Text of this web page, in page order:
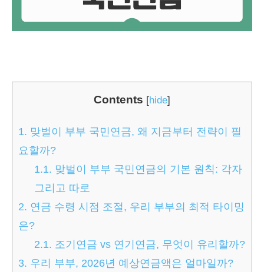
Contents [hide]
1. 맞벌이 부부 국민연금, 왜 지금부터 전략이 필
요할까?
1.1. 맞벌이 부부 국민연금의 기본 원칙: 각자
그리고 따로
2. 연금 수령 시점 조절, 우리 부부의 최적 타이밍
은?
2.1. 조기연금 vs 연기연금, 무엇이 유리할까?
3. 우리 부부, 2026년 예상연금액은 얼마일까?